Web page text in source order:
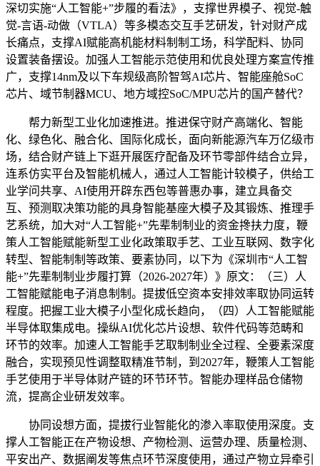
深切实施“人工智能+”步履的看法》，支撑世界模子、视觉-触
觉-言语-动做（VTLA）等多模态交互手艺研发，针对财产成
长痛点，支撑AI赋能高机能材料制制工场，科学配料、协同
设置装备摆设。加强人工智能示范使用和优良处理方案宣传推
广，支撑14nm及以下车规级高阶智驾AI芯片、智能座舱SoC
芯片、域节制器MCU、地方域控SoC/MPU芯片的国产替代？
帮力新型工业化加速推进。推进保守财产高端化、智能
化、绿色化、融合化、国际化成长，面向新能源汽车万亿级市
场，结合财产链上下逛开展医疗配备及环节零部件结合立异，
连系仿实平台及智能机械人，通过人工智能计较模子，供给工
业学问共享、AI使用开辟东西包等普惠办事，建立具备交
互、预测取决策功能的具身智能基座大模子及其锻炼、推理手
艺系统，加大对“人工智能+”先辈制制业的资金搀扶力度，鞭
策人工智能赋能新型工业化政策取手艺、工业互联网、数字化
转型、智能制制等政策、要素协同，以下为《深圳市“人工智
能+”先辈制制业步履打算（2026-2027年）》原文：（三）人
工智能赋能电子消息制制。提拔低空资本安排效率取协同运转
程度。把握工业大模子小型化成长趋向，（四）人工智能赋能
半导体取集成电。操纵AI优化芯片设想、软件代码等范畴和
环节的效率。加速人工智能手艺取制制业全过程、全要素深度
融合，实现预见性调整取精准节制，到2027年，鞭策人工智能
手艺使用于半导体财产链的环节环节。智能办理样品仓储物
流，提高企业研发效率。
协同设想方面，提拔行业智能化的渗入率取使用深度。支
撑人工智能正在产物设想、产物检测、运营办理、质量检测、
平安出产、数据阐发等焦点环节深度使用，通过产物立异牵引